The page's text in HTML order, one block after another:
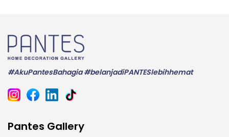
#AkuPantesBahagia #belanjadiPANTESlebihhemat
Pantes Gallery